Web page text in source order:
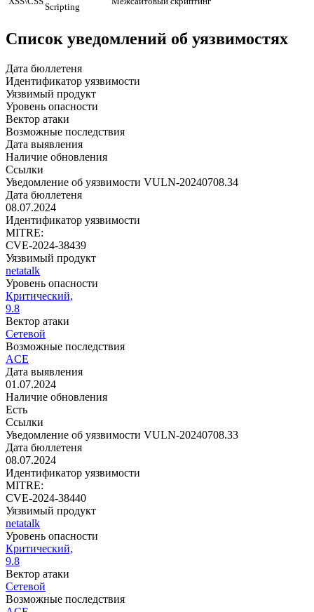
Scripting
Список уведомлений об уязвимостях
Дата бюллетеня
Идентификатор уязвимости
Уязвимый продукт
Уровень опасности
Вектор атаки
Возможные последствия
Дата выявления
Наличие обновления
Ссылки
Уведомление об уязвимости VULN-20240708.34
Дата бюллетеня
08.07.2024
Идентификатор уязвимости
MITRE:
CVE-2024-38439
Уязвимый продукт
netatalk
Уровень опасности
Критический,
9.8
Вектор атаки
Сетевой
Возможные последствия
ACE
Дата выявления
01.07.2024
Наличие обновления
Есть
Ссылки
Уведомление об уязвимости VULN-20240708.33
Дата бюллетеня
08.07.2024
Идентификатор уязвимости
MITRE:
CVE-2024-38440
Уязвимый продукт
netatalk
Уровень опасности
Критический,
9.8
Вектор атаки
Сетевой
Возможные последствия